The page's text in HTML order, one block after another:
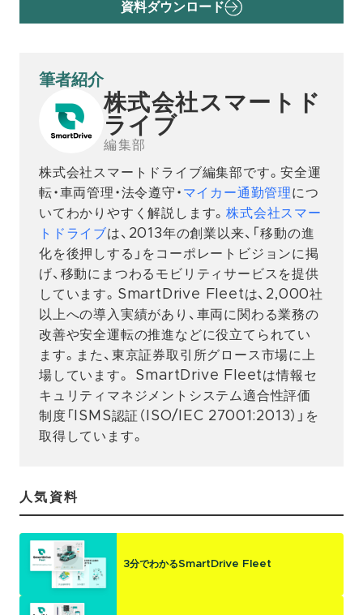
資料ダウンロード
筆者紹介
株式会社スマートド
ライブ
編集部
株式会社スマートドライブ編集部です。安全運
転・車両管理・法令遵守・ マイカー通勤管理につ
いてわかりやすく解説します。株式会社スマー
トドライブは、2013年の創業以来、「移動の進
化を後押しする」をコーポレートビジョンに掲
げ、移動にまつわるモビリティサービスを提供
しています。SmartDrive Fleetは、2,000社
以上への導入実績があり、車両に関わる業務の
改善や安全運転の推進などに役立てられてい
ます。また、東京証券取引所グロース市場に上
場しています。 SmartDrive Fleetは情報セ
キュリティマネジメントシステム適合性評価
制度「ISMS認証（ISO/IEC 27001:2013）」を
取得しています。
人気資料
3分でわかるSmartDrive Fleet